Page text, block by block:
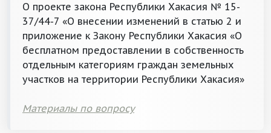
О проекте закона Республики Хакасия № 15-
37/44-7 «О внесении изменений в статью 2 и
приложение к Закону Республики Хакасия «О
бесплатном предоставлении в собственность
отдельным категориям граждан земельных
участков на территории Республики Хакасия»
Материалы по вопросу